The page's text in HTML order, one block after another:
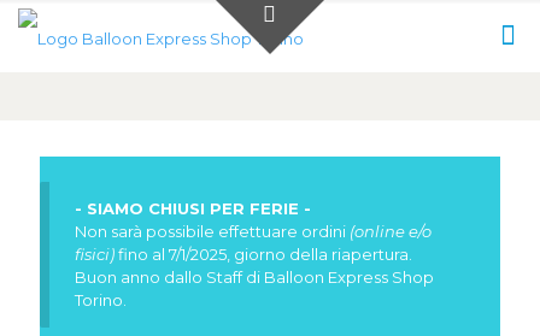
- SIAMO CHIUSI PER FERIE -
Non sarà possibile effettuare ordini (online e/o
fisici)fino al 7/1/2025, giorno della riapertura.
Buon anno dallo Staff di Balloon Express Shop
Torino.